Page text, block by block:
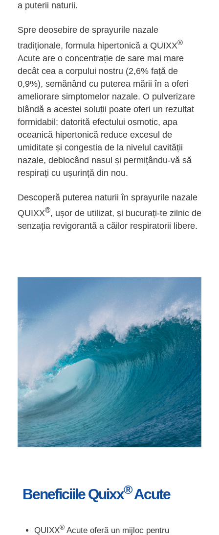
a puterii naturii.
Spre deosebire de sprayurile nazale
tradiționale, formula hipertonică a QUIXX®
Acute are o concentrație de sare mai mare
decât cea a corpului nostru (2,6% față de
0,9%), semănând cu puterea mării în a oferi
ameliorare simptomelor nazale. O pulverizare
blândă a acestei soluții poate oferi un rezultat
formidabil: datorită efectului osmotic, apa
oceanică hipertonică reduce excesul de
umiditate și congestia de la nivelul cavității
nazale, deblocând nasul și permițându-vă să
respirați cu ușurință din nou.
Descoperă puterea naturii în sprayurile nazale
QUIXX®, ușor de utilizat, și bucurați-te zilnic de
senzația revigorantă a căilor respiratorii libere.
Beneficiile Quixx®Acute
QUIXX® Acute oferă un mijloc pentru